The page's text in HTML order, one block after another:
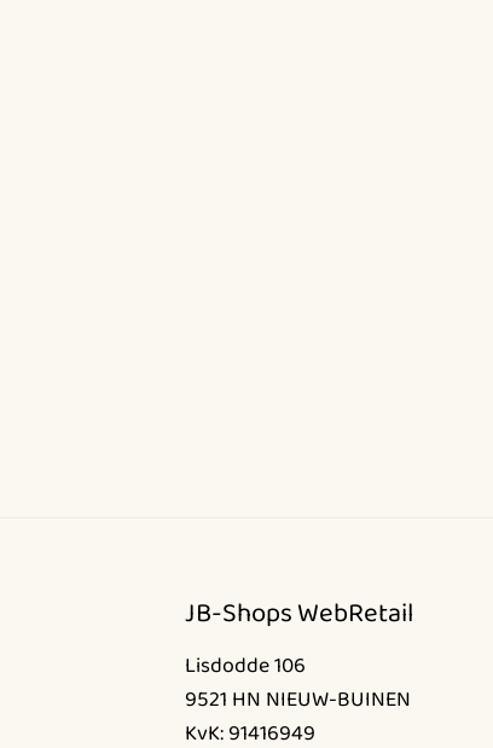
JB-Shops WebRetail
Lisdodde 106
9521 HN NIEUW-BUINEN
KvK: 91416949